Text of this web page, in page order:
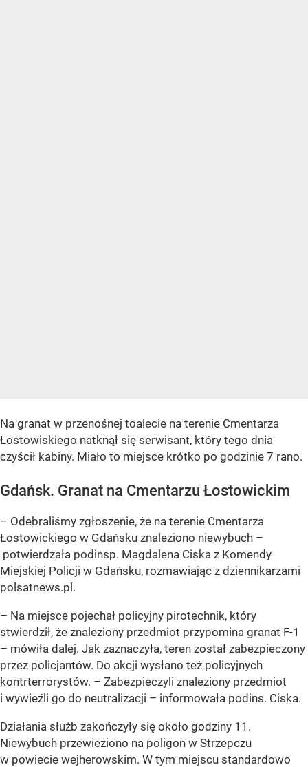
Na granat w przenośnej toalecie na terenie Cmentarza
Łostowiskiego natknął się serwisant, który tego dnia
czyścił kabiny. Miało to miejsce krótko po godzinie 7 rano.
Gdańsk. Granat na Cmentarzu Łostowickim
– Odebraliśmy zgłoszenie, że na terenie Cmentarza
Łostowickiego w Gdańsku znaleziono niewybuch –
potwierdzała podinsp. Magdalena Ciska z Komendy
Miejskiej Policji w Gdańsku, rozmawiając z dziennikarzami
polsatnews.pl.
– Na miejsce pojechał policyjny pirotechnik, który
stwierdził, że znaleziony przedmiot przypomina granat F-1
– mówiła dalej. Jak zaznaczyła, teren został zabezpieczony
przez policjantów. Do akcji wysłano też policyjnych
kontrterrorystów. – Zabezpieczyli znaleziony przedmiot
i wywieźli go do neutralizacji – informowała podins. Ciska.
Działania służb zakończyły się około godziny 11.
Niewybuch przewieziono na poligon w Strzepczu
w powiecie wejherowskim. W tym miejscu standardowo